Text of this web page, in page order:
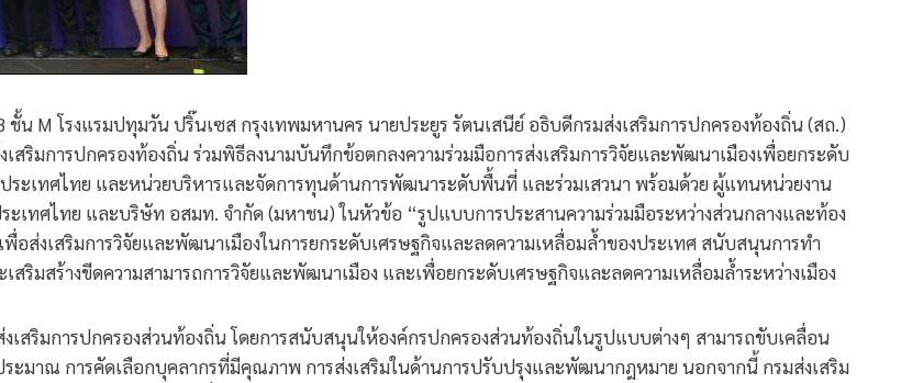
น M โรงแรมปทุมวัน ปริ๊นเซส กรุงเทพมหานคร นายประยูร รัตนเสนีย์ อธิบดีกรมส่งเสริมการปกครองท้องถิ่น (สถ.)
สริมการปกครองท้องถิ่น ร่วมพิธีลงนามบันทึกข้อตกลงความร่วมมือการส่งเสริมการวิจัยและพัฒนาเมืองเพื่อยกระดับ
ระเทศไทย และหน่วยบริหารและจัดการทุนด้านการพัฒนาระดับพื้นที่ และร่วมเสวนา พร้อมด้วย ผู้แทนหน่วยงาน
เทศไทย และบริษัท อสมท. จำกัด (มหาชน) ในหัวข้อ “รูปแบบการประสานความร่วมมือระหว่างส่วนกลางและท้อง
อส่งเสริมการวิจัยและพัฒนาเมืองในการยกระดับเศรษฐกิจและลดความเหลื่อมล้ำของประเทศ สนับสนุนการทำ
มสร้างขีดความสามารถการวิจัยและพัฒนาเมือง และเพื่อยกระดับเศรษฐกิจและลดความเหลื่อมล้ำระหว่างเมือง
เสริมการปกครองส่วนท้องถิ่น โดยการสนับสนุนให้องค์กรปกครองส่วนท้องถิ่นในรูปแบบต่างๆ สามารถขับเคลื่อน
ะมาณ การคัดเลือกบุคลากรที่มีคุณภาพ การส่งเสริมในด้านการปรับปรุงและพัฒนากฎหมาย นอกจากนี้ กรมส่งเสริม